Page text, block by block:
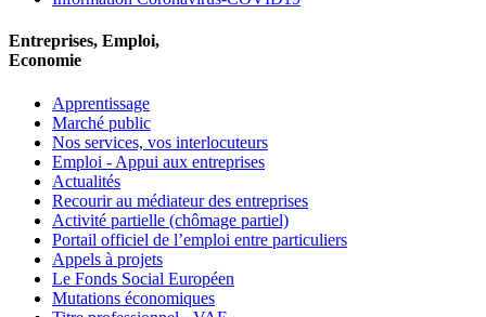
Entreprises, Emploi,
Economie
Apprentissage
Marché public
Nos services, vos interlocuteurs
Emploi - Appui aux entreprises
Actualités
Recourir au médiateur des entreprises
Activité partielle (chômage partiel)
Portail officiel de l’emploi entre particuliers
Appels à projets
Le Fonds Social Européen
Mutations économiques